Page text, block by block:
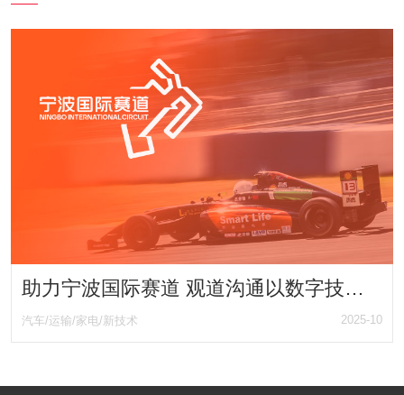
助力宁波国际赛道 观道沟通以数字技术驱动赛车产业品牌升级 再一次触碰赛车行业网站
汽车/运输/家电/新技术 2025-10